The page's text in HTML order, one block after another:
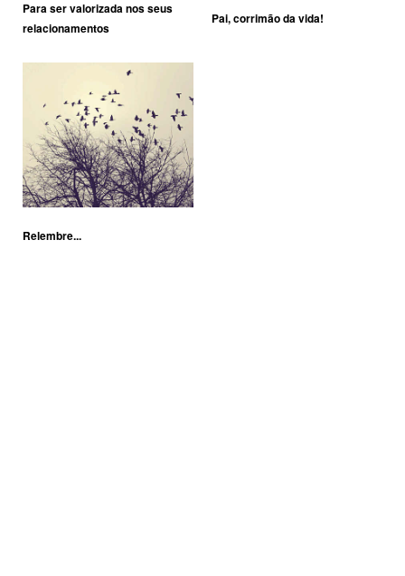
Para ser valorizada nos seus
relacionamentos
Pai, corrimão da vida!
Relembre...